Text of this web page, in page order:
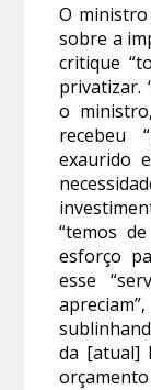
O
sobre a
critique
privatizar.
o
recebeu
exaurido
“temos
esforço
esse
da [atual]